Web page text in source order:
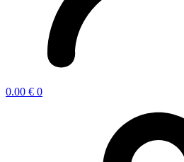
0.00 € 0